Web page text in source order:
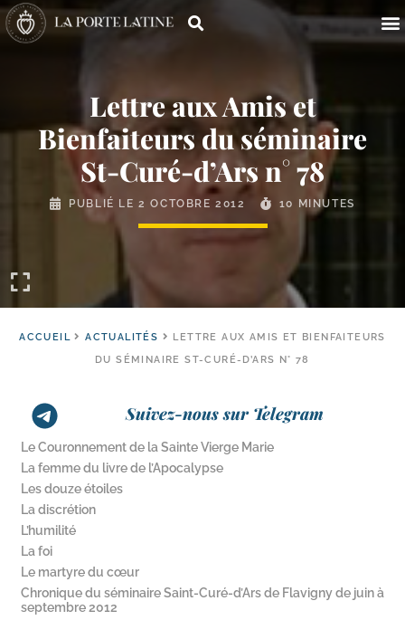
Lettre aux Amis et
Bienfaiteurs du séminaire
St-​Curé-​d’Ars n° 78
PUBLIÉ LE2 OCTOBRE 2012 10 MINUTES
ACCUEIL ACTUALITÉS
LETTRE AUX AMIS ET BIENFAITEURS
DU SÉMINAIRE ST-CURÉ-D’ARS N° 78
Suivez-nous sur Telegram
Le Couronnement de la Sainte Vierge Marie
La femme du livre de l’Apocalypse
Les douze étoiles
La discrétion
L’humilité
La foi
Le martyre du cœur
Chronique du séminaire Saint-​Curé-​d’Ars de Flavigny de juin à
septembre 2012